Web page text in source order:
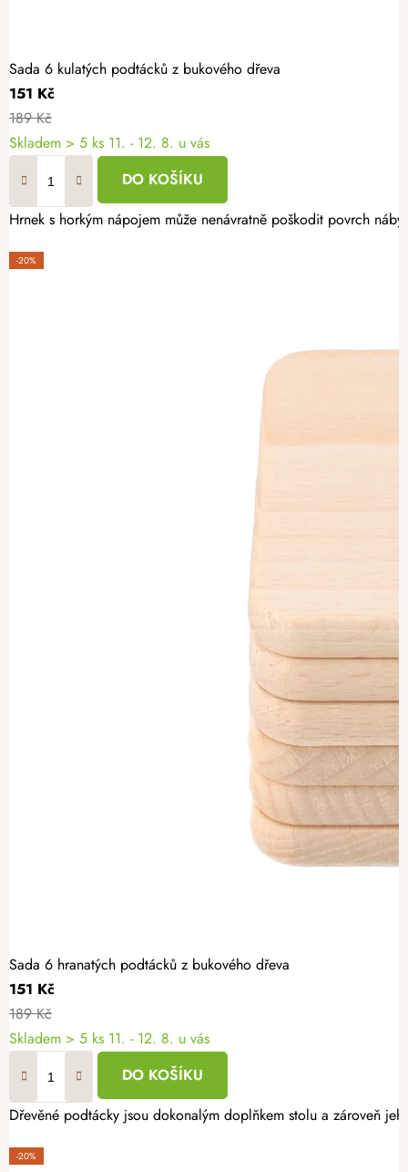
Sada 6 kulatých podtácků z bukového dřeva
151 Kč
189 Kč
Skladem > 5 ks 11. - 12. 8. u vás
DO KOŠÍKU
Hrnek s horkým nápojem může nenávratně poškodit povrch
-20%
Sada 6 hranatých podtácků z bukového dřeva
151 Kč
189 Kč
Skladem > 5 ks 11. - 12. 8. u vás
DO KOŠÍKU
Dřevěné podtácky jsou dokonalým doplňkem stolu a zároveň
-20%